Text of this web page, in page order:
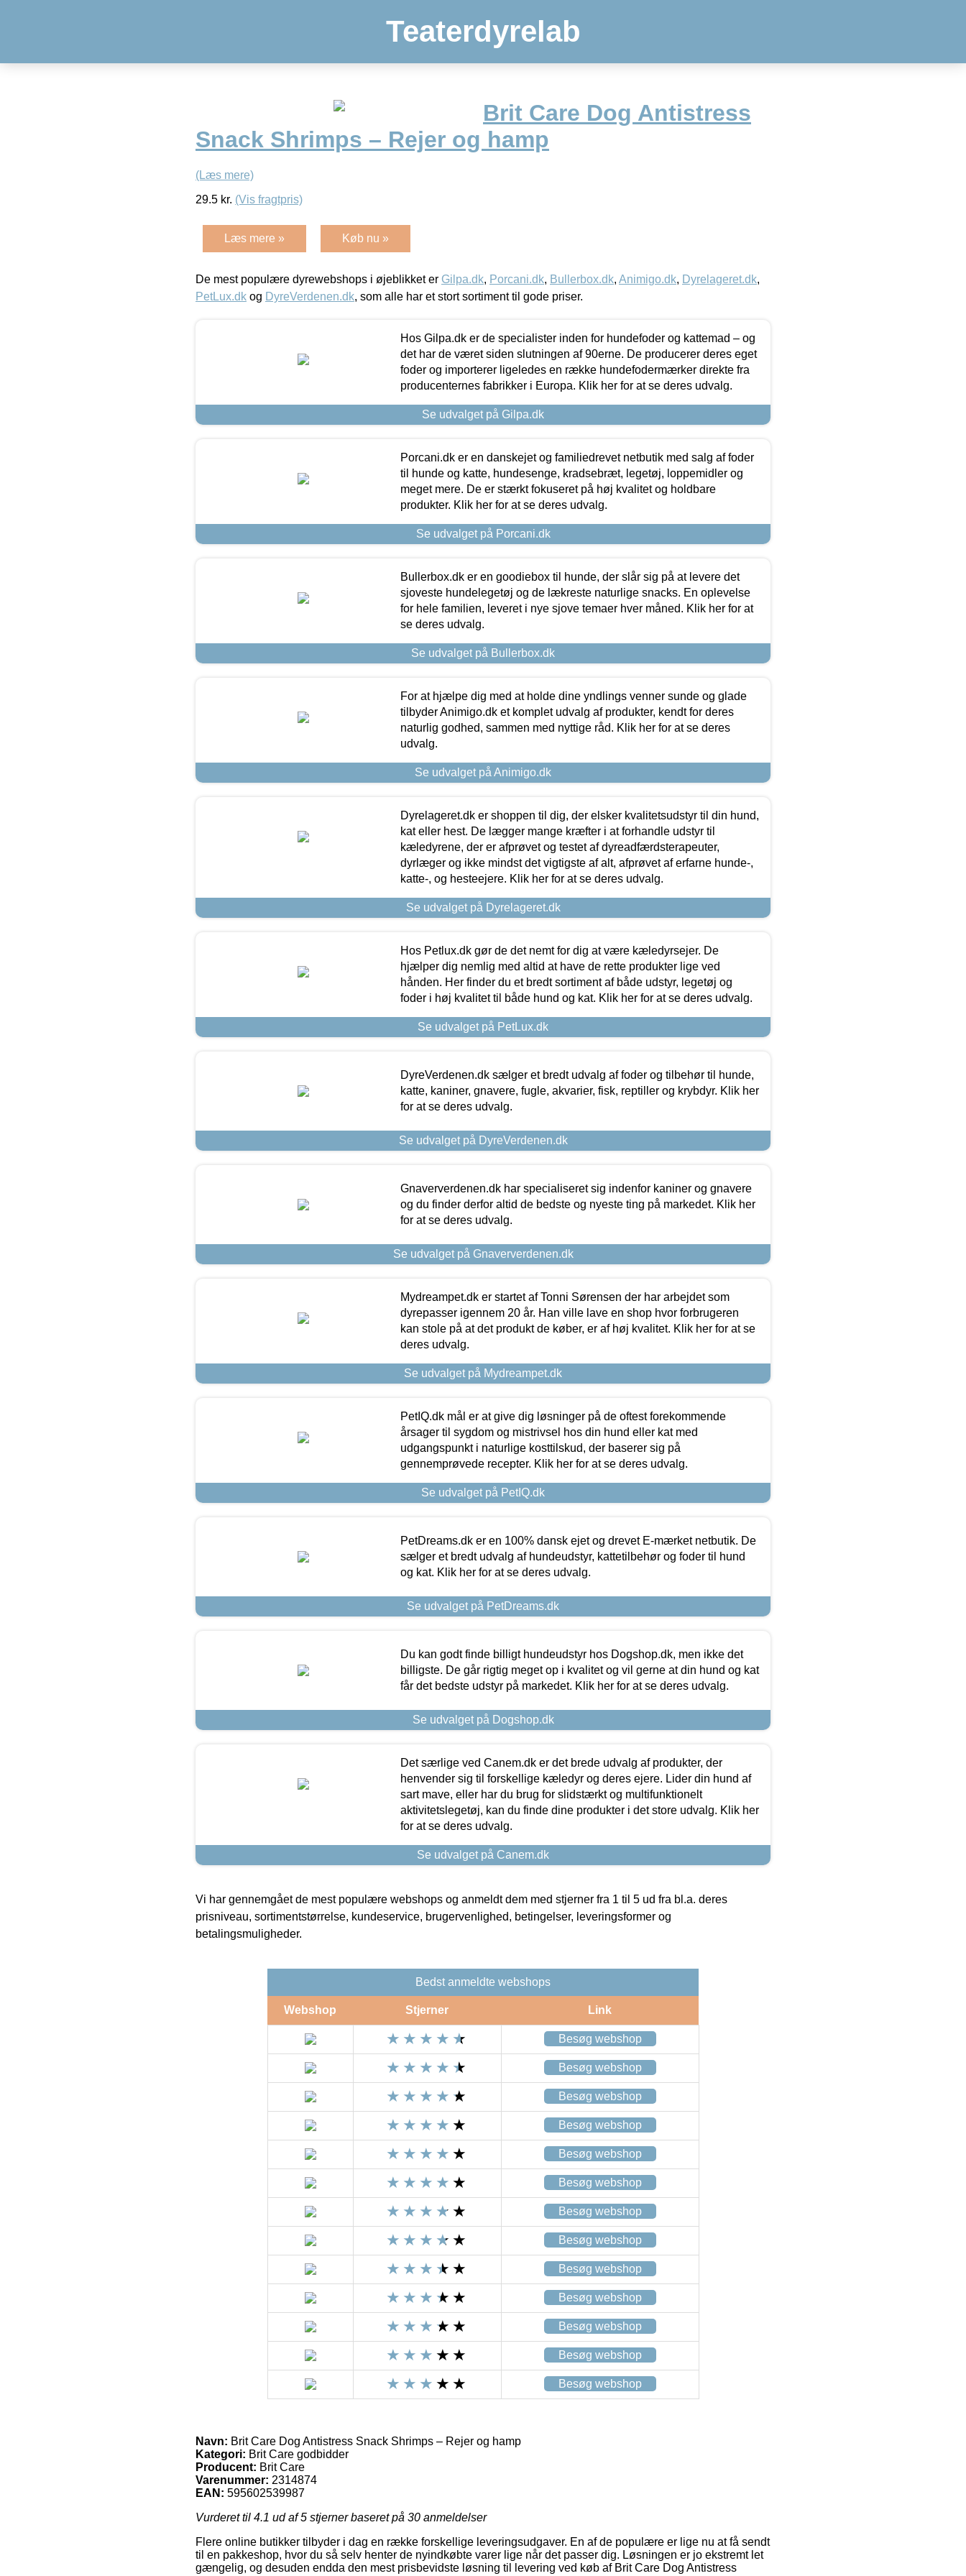
Teaterdyrelab
Brit Care Dog Antistress
Snack Shrimps – Rejer og hamp
(Læs mere)
29.5 kr. (Vis fragtpris)
Læs mere » Køb nu »
De mest populære dyrewebshops i øjeblikket er Gilpa.dk, Porcani.dk, Bullerbox.dk, Animigo.dk, Dyrelageret.dk,
PetLux.dk og DyreVerdenen.dk, som alle har et stort sortiment til gode priser.
Hos Gilpa.dk er de specialister inden for hundefoder og kattemad – og
det har de været siden slutningen af 90erne. De producerer deres eget
foder og importerer ligeledes en række hundefodermærker direkte fra
producenternes fabrikker i Europa. Klik her for at se deres udvalg.
Se udvalget på Gilpa.dk
Porcani.dk er en danskejet og familiedrevet netbutik med salg af foder
til hunde og katte, hundesenge, kradsebræt, legetøj, loppemidler og
meget mere. De er stærkt fokuseret på høj kvalitet og holdbare
produkter. Klik her for at se deres udvalg.
Se udvalget på Porcani.dk
Bullerbox.dk er en goodiebox til hunde, der slår sig på at levere det
sjoveste hundelegetøj og de lækreste naturlige snacks. En oplevelse
for hele familien, leveret i nye sjove temaer hver måned. Klik her for at
se deres udvalg.
Se udvalget på Bullerbox.dk
For at hjælpe dig med at holde dine yndlings venner sunde og glade
tilbyder Animigo.dk et komplet udvalg af produkter, kendt for deres
naturlig godhed, sammen med nyttige råd. Klik her for at se deres
udvalg.
Se udvalget på Animigo.dk
Dyrelageret.dk er shoppen til dig, der elsker kvalitetsudstyr til din hund,
kat eller hest. De lægger mange kræfter i at forhandle udstyr til
kæledyrene, der er afprøvet og testet af dyreadfærdsterapeuter,
dyrlæger og ikke mindst det vigtigste af alt, afprøvet af erfarne hunde-,
katte-, og hesteejere. Klik her for at se deres udvalg.
Se udvalget på Dyrelageret.dk
Hos Petlux.dk gør de det nemt for dig at være kæledyrsejer. De
hjælper dig nemlig med altid at have de rette produkter lige ved
hånden. Her finder du et bredt sortiment af både udstyr, legetøj og
foder i høj kvalitet til både hund og kat. Klik her for at se deres udvalg.
Se udvalget på PetLux.dk
DyreVerdenen.dk sælger et bredt udvalg af foder og tilbehør til hunde,
katte, kaniner, gnavere, fugle, akvarier, fisk, reptiller og krybdyr. Klik her
for at se deres udvalg.
Se udvalget på DyreVerdenen.dk
Gnaververdenen.dk har specialiseret sig indenfor kaniner og gnavere
og du finder derfor altid de bedste og nyeste ting på markedet. Klik her
for at se deres udvalg.
Se udvalget på Gnaververdenen.dk
Mydreampet.dk er startet af Tonni Sørensen der har arbejdet som
dyrepasser igennem 20 år. Han ville lave en shop hvor forbrugeren
kan stole på at det produkt de køber, er af høj kvalitet. Klik her for at se
deres udvalg.
Se udvalget på Mydreampet.dk
PetIQ.dk mål er at give dig løsninger på de oftest forekommende
årsager til sygdom og mistrivsel hos din hund eller kat med
udgangspunkt i naturlige kosttilskud, der baserer sig på
gennemprøvede recepter. Klik her for at se deres udvalg.
Se udvalget på PetIQ.dk
PetDreams.dk er en 100% dansk ejet og drevet E-mærket netbutik. De
sælger et bredt udvalg af hundeudstyr, kattetilbehør og foder til hund
og kat. Klik her for at se deres udvalg.
Se udvalget på PetDreams.dk
Du kan godt finde billigt hundeudstyr hos Dogshop.dk, men ikke det
billigste. De går rigtig meget op i kvalitet og vil gerne at din hund og kat
får det bedste udstyr på markedet. Klik her for at se deres udvalg.
Se udvalget på Dogshop.dk
Det særlige ved Canem.dk er det brede udvalg af produkter, der
henvender sig til forskellige kæledyr og deres ejere. Lider din hund af
sart mave, eller har du brug for slidstærkt og multifunktionelt
aktivitetslegetøj, kan du finde dine produkter i det store udvalg. Klik her
for at se deres udvalg.
Se udvalget på Canem.dk
Vi har gennemgået de mest populære webshops og anmeldt dem med stjerner fra 1 til 5 ud fra bl.a. deres
prisniveau, sortimentstørrelse, kundeservice, brugervenlighed, betingelser, leveringsformer og
betalingsmuligheder.
Bedst anmeldte webshops
Webshop Stjerner Link
Besøg webshop
Besøg webshop
Besøg webshop
Besøg webshop
Besøg webshop
Besøg webshop
Besøg webshop
Besøg webshop
Besøg webshop
Besøg webshop
Besøg webshop
Besøg webshop
Besøg webshop
Navn: Brit Care Dog Antistress Snack Shrimps – Rejer og hamp
Kategori: Brit Care godbidder
Producent: Brit Care
Varenummer: 2314874
EAN: 595602539987
Vurderet til 4.1 ud af 5 stjerner baseret på 30 anmeldelser
Flere online butikker tilbyder i dag en række forskellige leveringsudgaver. En af de populære er lige nu at få sendt
til en pakkeshop, hvor du så selv henter de nyindkøbte varer lige når det passer dig. Løsningen er jo ekstremt let
gængelig, og desuden endda den mest prisbevidste løsning til levering ved køb af Brit Care Dog Antistress